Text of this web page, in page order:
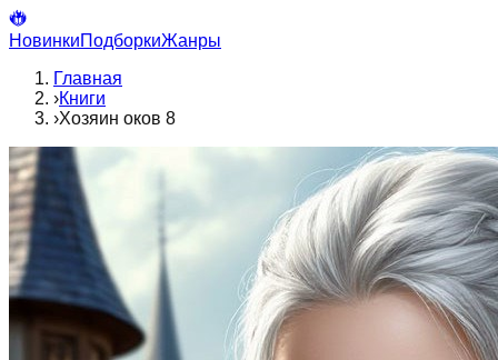
НовинкиПодборкиЖанры
Главная
›Книги
›Хозяин оков 8